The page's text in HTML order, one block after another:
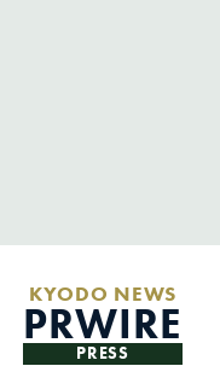
KYODO NEWS
PRWIRE
PRESS